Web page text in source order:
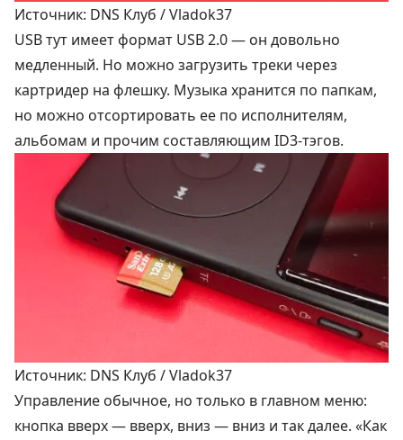
Источник: DNS Клуб / Vladok37
USB тут имеет формат USB 2.0 — он довольно
медленный. Но можно загрузить треки через
картридер на флешку. Музыка хранится по папкам,
но можно отсортировать ее по исполнителям,
альбомам и прочим составляющим ID3-тэгов.
Источник: DNS Клуб / Vladok37
Управление обычное, но только в главном меню:
кнопка вверх — вверх, вниз — вниз и так далее. «Как